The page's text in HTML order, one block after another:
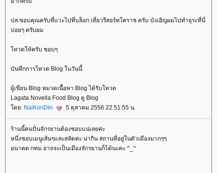
ปล.ขอบคุณครับที่แวะไปที่บล็อก เที่ยวรีสอร์ทโคราช ครับ บังเอิญผมไปทำธุระที่นี่
บ่อยๆ ครับผม
หวตให้ครับ ชอบๆ
บันทึกการโหวต Blog ในวันนี้
ผู้เขียน Blog หมวดเนื้อหา Blog ได้รับโหวต
Lagata Novella Food Blog ดู Blog
ดย: NaiKonDin 5 ตุลาคม 2556 22:51:55 น.
ร้านนี้คนปั่นจักรยานต้องชอบแน่เลยค่ะ
หนึ่งชอบเมนูเส้นๆและสลัดค่ะ น่ากิน สถานที่อยู่ในตัวเมืองมากๆๆ
อนาคต กทม อาจจะเป็นเมืองจักรยานก็ได้นะคะ ^_^